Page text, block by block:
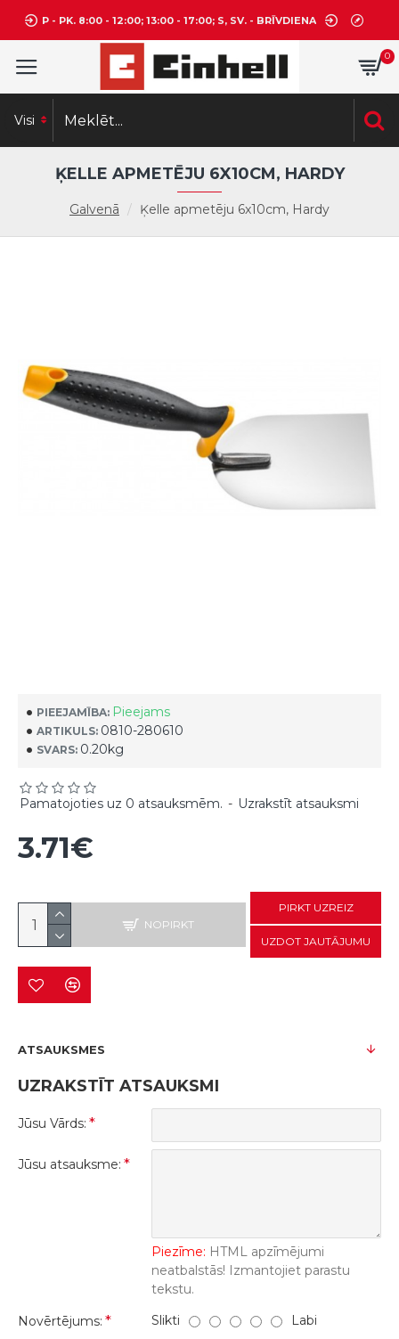
P - PK. 8:00 - 12:00; 13:00 - 17:00; S, SV. - BRĪVDIENA
0
Visi
Galvenā Ķelle apmetēju 6x10cm, Hardy
ĶELLE APMETĒJU 6X10CM, HARDY
PIEEJAMĪBA: Pieejams
ARTIKULS: 0810-280610
SVARS: 0.20kg
Pamatojoties uz 0 atsauksmēm. - Uzrakstīt atsauksmi
3.71€
NOPIRKT
PIRKT UZREIZ
UZDOT JAUTĀJUMU
ATSAUKSMES
UZRAKSTĪT ATSAUKSMI
Jūsu Vārds:
Jūsu atsauksme:
Piezīme: HTML apzīmējumi
neatbalstās! Izmantojiet parastu
tekstu.
Novērtējums:
Slikti Labi